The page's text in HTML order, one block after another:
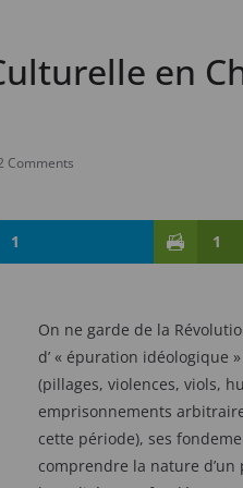
en
Comments
1 1
On ne garde de la
d’ « épuration idéologique
(pillages, violences, viols,
emprisonnements
cette période), ses
comprendre la nature